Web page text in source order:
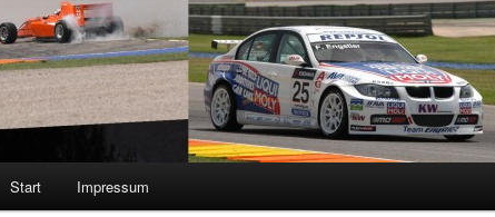
Start Impressum